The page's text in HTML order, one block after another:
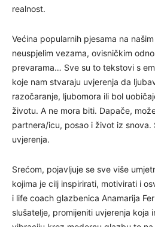
realnost.
Većina popularnih pjesama na
neuspjelim vezama, ovisničkim
prevarama… Sve su to tekstovi s
koje nam stvaraju uvjerenja da
razočaranje, ljubomora ili bol
životu. A ne mora biti. Dapače,
partnera/icu, posao i život iz snova.
uvjerenja.
Srećom, pojavljuje se sve više
kojima je cilj inspirirati, motivirati i
i life coach glazbenica Anamarija
slušatelje, promijeniti uvjerenja koja